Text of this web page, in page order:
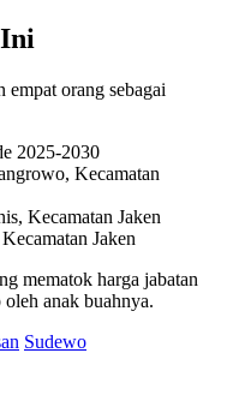
orang sebagai
2025-2030
Kecamatan
Kecamatan Jaken
Jaken
mematok harga jabatan
anak buahnya.
Sudewo